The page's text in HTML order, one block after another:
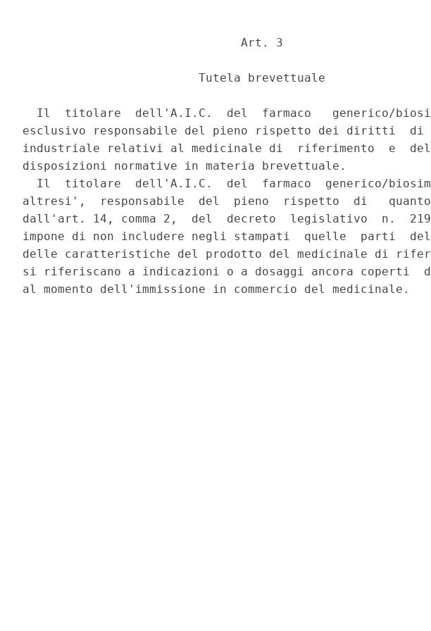
                               Art. 3
                         Tutela brevettuale
Il  titolare  dell'A.I.C.  del  farmaco   generico/
esclusivo responsabile del pieno rispetto dei diritti  di
industriale relativi al medicinale di  riferimento  e
disposizioni normative in materia brevettuale.
Il  titolare  dell'A.I.C.  del  farmaco  generico/
altresi',  responsabile  del  pieno  rispetto  di
dall'art. 14, comma 2,  del  decreto  legislativo  n.
impone di non includere negli stampati  quelle  parti
delle caratteristiche del prodotto del medicinale di
si riferiscano a indicazioni o a dosaggi ancora coperti